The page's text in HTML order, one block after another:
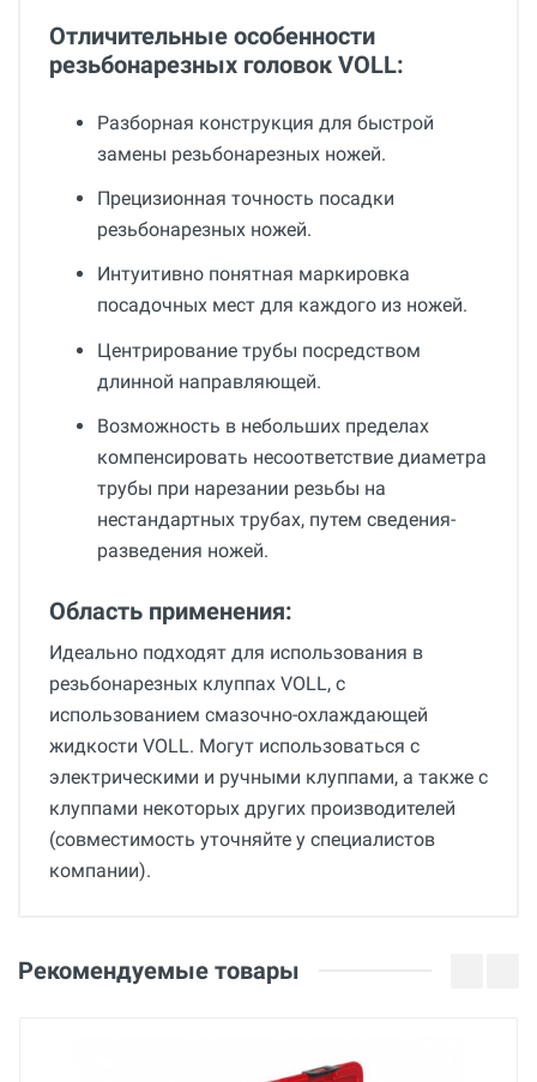
Отличительные особенности
резьбонарезных головок VOLL:
Разборная конструкция для быстрой
замены резьбонарезных ножей.
Прецизионная точность посадки
резьбонарезных ножей.
Интуитивно понятная маркировка
посадочных мест для каждого из ножей.
Центрирование трубы посредством
длинной направляющей.
Возможность в небольших пределах
компенсировать несоответствие диаметра
трубы при нарезании резьбы на
нестандартных трубах, путем сведения-
разведения ножей.
Область применения:
Идеально подходят для использования в
резьбонарезных клуппах VOLL, с
использованием смазочно-охлаждающей
жидкости VOLL. Могут использоваться с
электрическими и ручными клуппами, а также с
клуппами некоторых других производителей
(совместимость уточняйте у специалистов
компании).
0.55 кг
Оценка
Рекомендуемые товары